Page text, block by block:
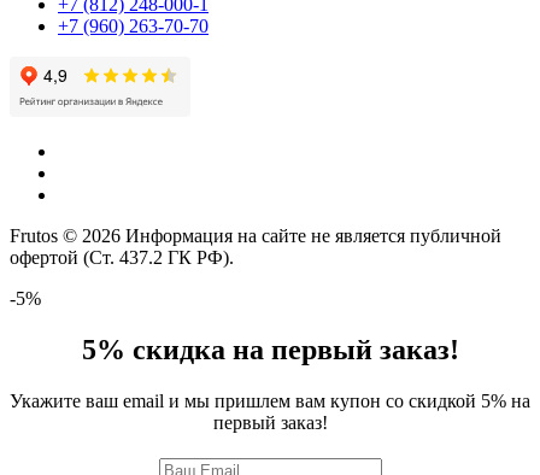
+7 (960) 263-70-70
Frutos © 2026 Информация на сайте не является публичной
офертой (Ст. 437.2 ГК РФ).
-5%
5% скидка на первый заказ!
Укажите ваш email и мы пришлем вам купон со скидкой 5% на
первый заказ!